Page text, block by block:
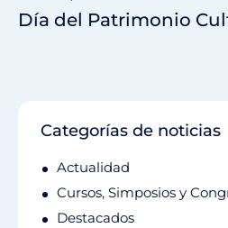
Día del Patrimonio
Categorías de noticias
Actualidad
Cursos, Simposios y
Destacados